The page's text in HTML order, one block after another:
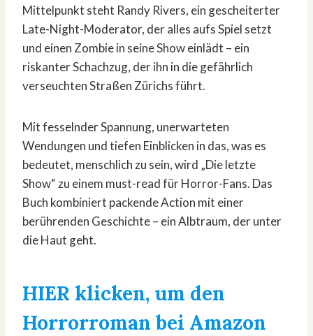
Mittelpunkt steht Randy Rivers, ein gescheiterter
Late-Night-Moderator, der alles aufs Spiel setzt
und einen Zombie in seine Show einlädt – ein
riskanter Schachzug, der ihn in die gefährlich
verseuchten Straßen Zürichs führt.
Mit fesselnder Spannung, unerwarteten
Wendungen und tiefen Einblicken in das, was es
bedeutet, menschlich zu sein, wird „Die letzte
Show“ zu einem must-read für Horror-Fans. Das
Buch kombiniert packende Action mit einer
berührenden Geschichte – ein Albtraum, der unter
die Haut geht.
HIER klicken, um den
Horrorroman bei Amazon